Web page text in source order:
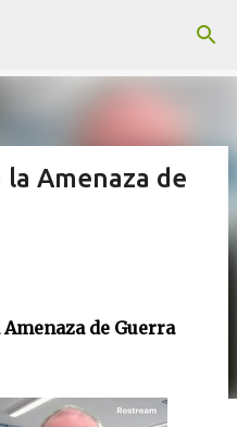
Amenaza de
de Guerra